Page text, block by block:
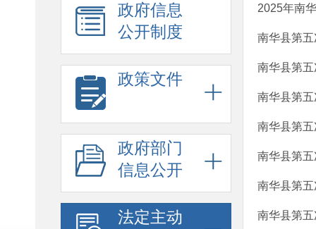
政府信息
公开制度
政策文件
政府部门
信息公开
法定主动
2025年南
南华县第
南华县第
南华县第
南华县第
南华县第
南华县第
南华县第